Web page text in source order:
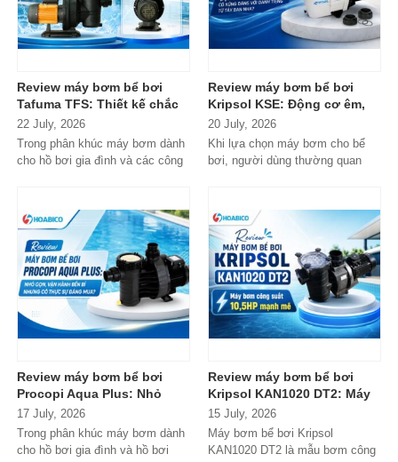
Review máy bơm bể bơi
Tafuma TFS: Thiết kế chắc
chắn, vận hành ổn định,
đáng cân nhắc cho hồ bơi
gia đình
22 July, 2026
Trong phân khúc máy bơm dành
cho hồ bơi gia đình và các công
Review máy bơm bể bơi
Kripsol KSE: Động cơ êm,
bền bỉ, có xứng đáng với
danh tiếng từ Tây Ban Nha?
20 July, 2026
Khi lựa chọn máy bơm cho bể
bơi, người dùng thường quan
Review máy bơm bể bơi
Procopi Aqua Plus: Nhỏ
gọn, vận hành bền bỉ
nhưng có thực sự đáng
mua?
17 July, 2026
Trong phân khúc máy bơm dành
cho hồ bơi gia đình và hồ bơi
Review máy bơm bể bơi
Kripsol KAN1020 DT2: Máy
bơm công suất lớn có đáng
đầu tư?
15 July, 2026
Máy bơm bể bơi Kripsol
KAN1020 DT2 là mẫu bơm công